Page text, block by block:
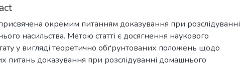
окремим питанням доказування при розслідуванні
насильства. Метою статті є досягнення наукового
у вигляді теоретично обґрунтованих положень щодо
питань доказування при розслідуванні домашнього